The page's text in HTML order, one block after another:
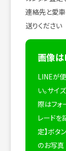
連絡先と愛
送りください
画像は
LINEが
い。サイ
際はフォ
レードを
定】ボタ
のお写真